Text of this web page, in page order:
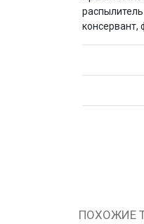
консервант,
ПОХОЖИЕ